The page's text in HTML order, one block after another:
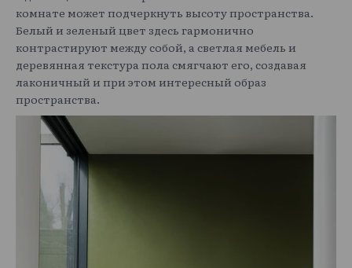
комнате может подчеркнуть высоту пространства.
Белый и зеленый цвет здесь гармонично
контрастируют между собой, а светлая мебель и
деревянная текстура пола смягчают его, создавая
лаконичный и при этом интересный образ
пространства.